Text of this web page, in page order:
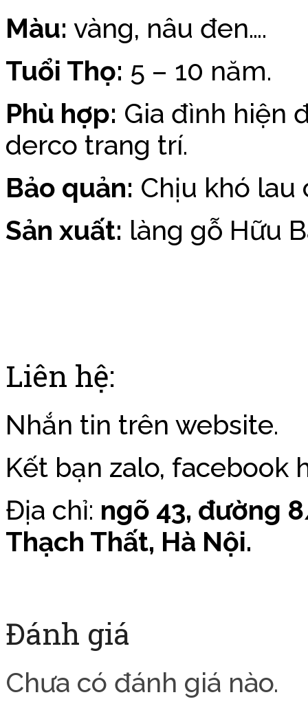
Màu: vàng, nâu đen….
Tuổi Thọ: 5 – 10 năm.
Phù hợp: Gia đình hiện
derco trang trí.
Bảo quản: Chịu khó lau
Sản xuất: làng gỗ Hữu
Liên hệ:
Nhắn tin trên website.
Kết bạn zalo, facebook
Địa chỉ: ngõ 43, đường
Thạch Thất, Hà Nội.
Đánh giá
Chưa có đánh giá nào.